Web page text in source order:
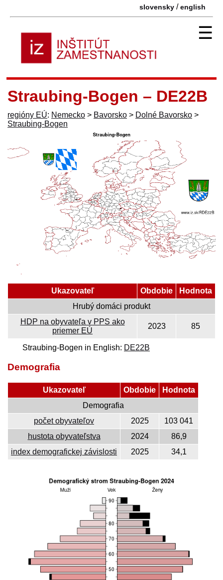
slovensky /english
☰
Straubing-Bogen – DE22B
regióny EÚ: Nemecko > Bavorsko > Dolné Bavorsko >
Straubing-Bogen
Ukazovateľ Obdobie
Hodnota
Hrubý domáci produkt
HDP na obyvateľa v PPS ako
priemer EÚ
2023 85
Straubing-Bogen in English: DE22B
Demografia
Ukazovateľ Obdobie
Hodnota
Demografia
počet obyvateľov
2025
103 041
hustota obyvateľstva
2024
86,9
index demografickej závislosti
2025 34,1